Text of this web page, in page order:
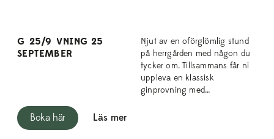
GINPROVNING 25
SEPTEMBER
Njut av en oförglömlig stund
på herrgården med någon du
tycker om. Tillsammans får ni
uppleva en klassisk
ginprovning med…
Boka här Läs mer
25/9